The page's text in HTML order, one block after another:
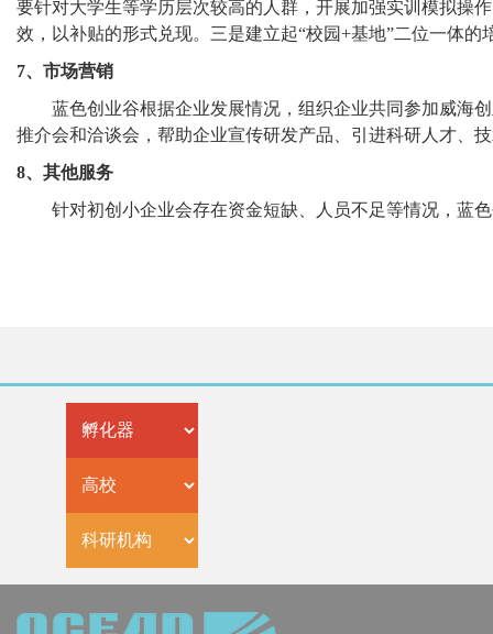
要针对大学生等学历层次较高的人群，开展加强实训模拟操
效，以补贴的形式兑现。三是建立起“校园+基地”二位一体
7、市场营销
蓝色创业谷根据企业发展情况，组织企业共同参加威海创
推介会和洽谈会，帮助企业宣传研发产品、引进科研人才、
8、其他服务
针对初创小企业会存在资金短缺、人员不足等情况，蓝色